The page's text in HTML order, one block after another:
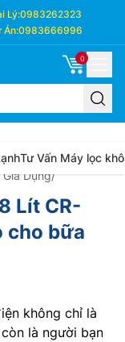
Lý:0983262323
Án:0983666996
0
Tư Vấn Máy lọc
Dụng/
Lít CR-
cho bữa
không chỉ là
là người bạn